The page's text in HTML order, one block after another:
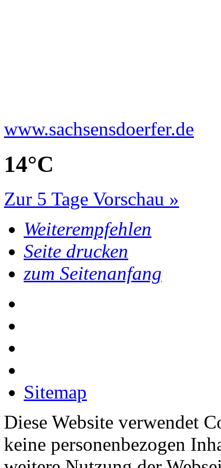
www.sachsensdoerfer.de
14°C
Zur 5 Tage Vorschau »
Weiterempfehlen
Seite drucken
zum Seitenanfang
Sitemap
Diese Website verwendet
keine personenbezogen